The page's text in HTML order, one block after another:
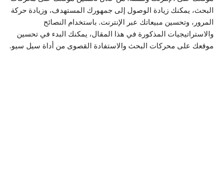
البحث، يمكنك زيادة الوصول إلى جمهورك المستهدف، وزيادة حركة
المرور، وتحسين مبيعاتك عبر الإنترنت. باستخدام النصائح
والاستراتيجيات المذكورة في هذا المقال، يمكنك البدء في تحسين
موقعك على محركات البحث والاستفادة القصوى من أداة سيل سيو.